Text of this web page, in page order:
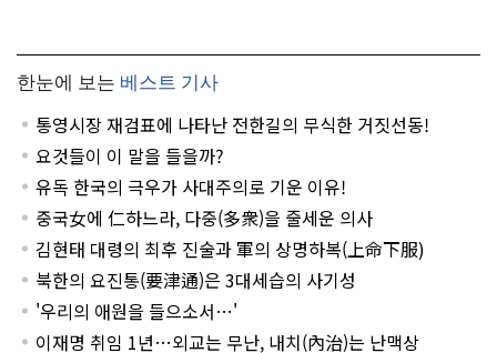
한눈에 보는 베스트 기사
통영시장 재검표에 나타난 전한길의 무식한 거짓선동!
요것들이 이 말을 들을까?
유독 한국의 극우가 사대주의로 기운 이유!
중국女에 仁하느라, 다중(多衆)을 줄세운 의사
김현태 대령의 최후 진술과 軍의 상명하복(上命下服)
북한의 요진통(要津通)은 3대세습의 사기성
'우리의 애원을 들으소서…'
이재명 취임 1년…외교는 무난, 내치(內治)는 난맥상